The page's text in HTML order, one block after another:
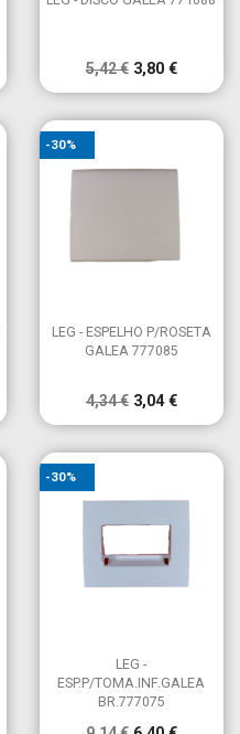
5,42 € 3,80 €
Vista rápida
LEG - ESPELHO P/ROSETA
GALEA 777085
4,34 € 3,04 €
-30%
Vista rápida
LEG -
ESP.P/TOMA.INF.GALEA
BR.777075
-30%